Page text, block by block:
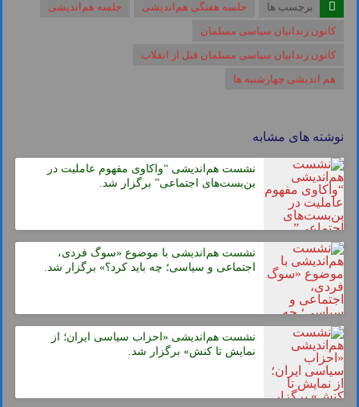
برچسب ها جلسه هفتگی هم‌اندیشی
جلسه هم‌اندیشی
کانون زندانیان سیاسی مسلمان
کانون زندانیان سیاسی مسلمان قبل از انقلاب
هم اندیشی چهارشنبه ها
نوشته های مشابه
نشست هم‌اندیشی “واکاوی مفهوم عاملیت در
بن‌بست‌های اجتماعی” برگزار شد.
نشست هم‌اندیشی با موضوع «سوگ فردی،
اجتماعی و سیاسی؛ چه باید کرد؟» برگزار شد.
نشست هم‌اندیشی «احزاب سیاسی ایران؛ از
نمایش تا کنش» برگزار شد.